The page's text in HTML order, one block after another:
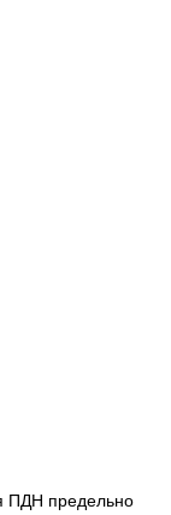
ПДН предельно